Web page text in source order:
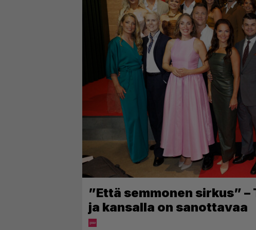
”Että semmonen sirkus”
ja kansalla on sanottavaa